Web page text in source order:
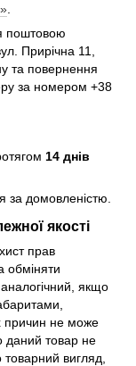
поштовою
Прирічна 11,
та повернення
за номером +38
14 днів
за домовленістю.
якості
прав
обміняти
якщо
причин не може
даний товар не
вигляд,